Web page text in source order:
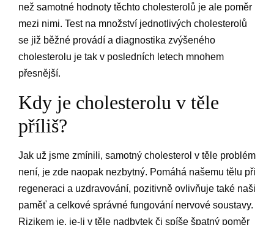
než samotné hodnoty těchto cholesterolů je ale poměr
mezi nimi. Test na množství jednotlivých cholesterolů
se již běžné provádí a diagnostika zvýšeného
cholesterolu je tak v posledních letech mnohem
přesnější.
​Kdy je cholesterolu v těle
příliš?
Jak už jsme zmínili, samotný cholesterol v těle problém
není, je zde naopak nezbytný. Pomáhá našemu tělu při
regeneraci a uzdravování, pozitivně ovlivňuje také naši
paměť a celkové správné fungování nervové soustavy.
Rizikem je, je-li v těle nadbytek či spíše špatný poměr